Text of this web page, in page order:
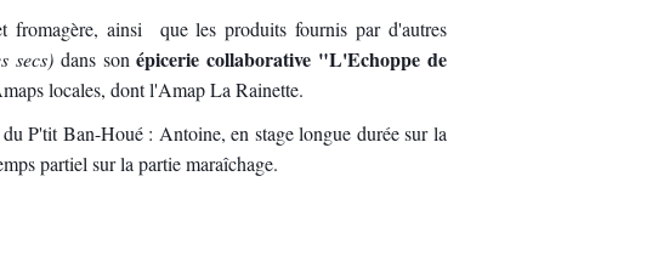
fromagère, ainsi que les produits fournis par d'autres
secs)dans sonépicerie collaborative "L'Echoppe de
locales, dont l'Amap La Rainette.
P'tit Ban-Houé : Antoine, en stage longue durée sur la
partiel sur la partie maraîchage.